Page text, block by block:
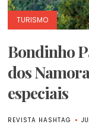
TURISMO
Bondinho
dos
especiais
REVISTA HASHTAG